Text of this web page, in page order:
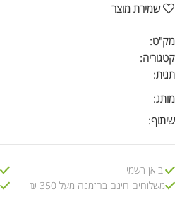
שמירת מוצר
מק"ט:
קטגוריה:
תגית:
מותג:
שיתוף:
יבואן רשמי
משלוחים חינם בהזמנה מעל 350 ₪